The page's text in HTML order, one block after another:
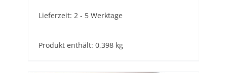
Lieferzeit: 2 - 5 Werktage
Produkt enthält: 0,398 kg